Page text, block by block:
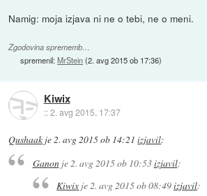
Namig: moja izjava ni ne o tebi, ne o meni.
Zgodovina sprememb…
spremenil:MrStein(2. avg 2015 ob 17:36)
Kiwix
::2. avg 2015, 17:37
Qushaak je2. avg 2015 ob 14:21 izjavil:
Ganonje 2. avg 2015 ob 10:53izjavil:
Kiwix je2. avg 2015 ob 08:49izjavil: